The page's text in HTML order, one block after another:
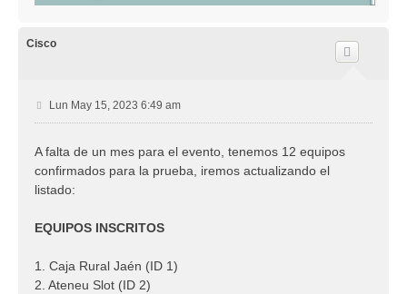
Cisco
M
e
s
a
j
Lun May 15, 2023 6:49 am
A falta de un mes para el evento, tenemos 12 equipos
confirmados para la prueba, iremos actualizando el
listado:
EQUIPOS INSCRITOS
1. Caja Rural Jaén (ID 1)
2. Ateneu Slot (ID 2)